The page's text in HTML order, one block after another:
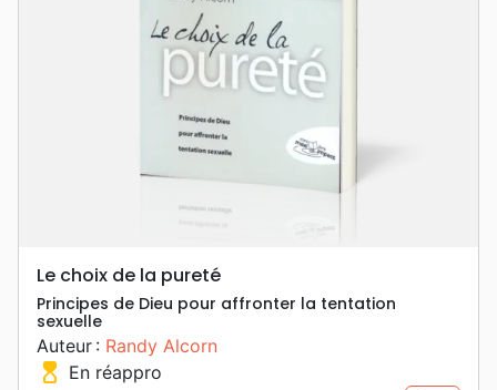
Le choix de la pureté
Principes de Dieu pour affronter la tentation
sexuelle
Auteur : Randy Alcorn
hourglass_top En réappro